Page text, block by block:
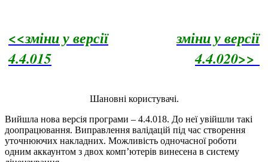
<<зміни у версії
4.4.015
зміни у версії
4.4.020>>
Шановні користувачі.
Вийшла нова версія програми – 4.4.018. До неї увійшли такі
доопрацювання. Виправлення валідацій під час створення
уточнюючих накладних. Можливість одночасної роботи
одним аккаунтом з двох комп’ютерів винесена в систему